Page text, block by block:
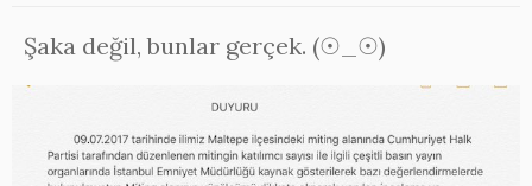
Şaka değil, bunlar gerçek. (☉_☉)